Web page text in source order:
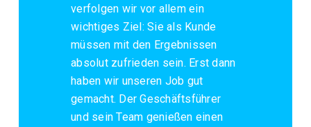
verfolgen wir vor allem ein
wichtiges Ziel: Sie als Kunde
müssen mit den Ergebnissen
absolut zufrieden sein. Erst dann
haben wir unseren Job gut
gemacht. Der Geschäftsführer
und sein Team genießen einen